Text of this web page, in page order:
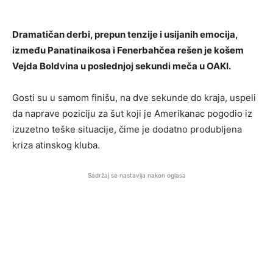
Dramatičan derbi, prepun tenzije i usijanih emocija,
između Panatinaikosa i Fenerbahčea rešen je košem
Vejda Boldvina u poslednjoj sekundi meča u OAKI.
Gosti su u samom finišu, na dve sekunde do kraja, uspeli
da naprave poziciju za šut koji je Amerikanac pogodio iz
izuzetno teške situacije, čime je dodatno produbljena
kriza atinskog kluba.
Sadržaj se nastavlja nakon oglasa